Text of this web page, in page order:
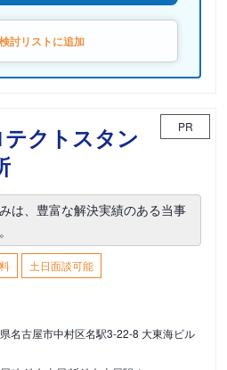
検討リストに追加
クトスタン
PR
は、豊富な解決実績のある当事
土日面談可能
名古屋市中村区名駅3-22-8 大東海ビル